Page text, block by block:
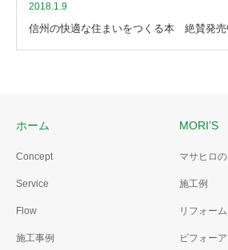
2018.1.9
信州の快適な住まいをつくる本 絶賛発売
ホーム
Concept
Service
Flow
施工事例
MORI’S
マサヒロ
施工例
リフォーム
ビフォー